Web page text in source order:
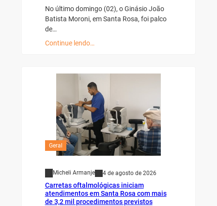
No último domingo (02), o Ginásio João
Batista Moroni, em Santa Rosa, foi palco
de…
Continue lendo…
Geral
Micheli Armanje 4 de agosto de 2026
Carretas oftalmológicas iniciam
atendimentos em Santa Rosa com mais
de 3,2 mil procedimentos previstos